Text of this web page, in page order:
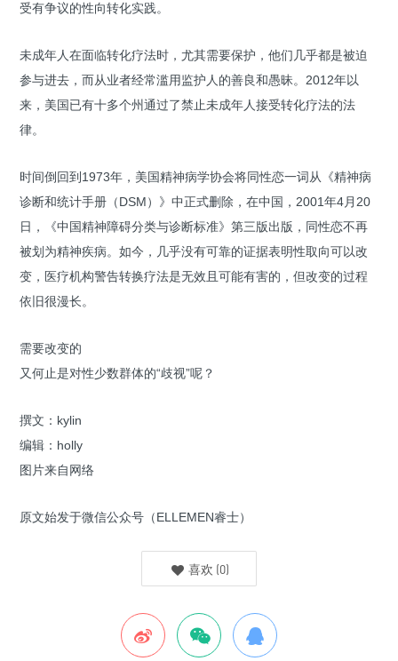
受有争议的性向转化实践。
未成年人在面临转化疗法时，尤其需要保护，他们几乎都是被迫
参与进去，而从业者经常滥用监护人的善良和愚昧。2012年以
来，美国已有十多个州通过了禁止未成年人接受转化疗法的法
律。
时间倒回到1973年，美国精神病学协会将同性恋一词从《精神病
诊断和统计手册（DSM）》中正式删除，在中国，2001年4月20
日，《中国精神障碍分类与诊断标准》第三版出版，同性恋不再
被划为精神疾病。如今，几乎没有可靠的证据表明性取向可以改
变，医疗机构警告转换疗法是无效且可能有害的，但改变的过程
依旧很漫长。
需要改变的
又何止是对性少数群体的“歧视”呢？
撰文：kylin
编辑：holly
图片来自网络
原文始发于微信公众号（ELLEMEN睿士）
喜欢 (0)